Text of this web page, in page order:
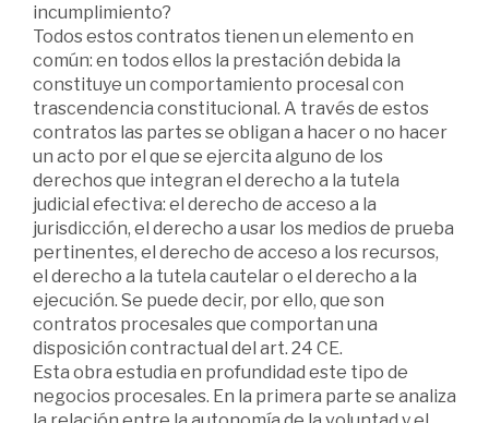
incumplimiento?
Todos estos contratos tienen un elemento en
común: en todos ellos la prestación debida la
constituye un comportamiento procesal con
trascendencia constitucional. A través de estos
contratos las partes se obligan a hacer o no hacer
un acto por el que se ejercita alguno de los
derechos que integran el derecho a la tutela
judicial efectiva: el derecho de acceso a la
jurisdicción, el derecho a usar los medios de prueba
pertinentes, el derecho de acceso a los recursos,
el derecho a la tutela cautelar o el derecho a la
ejecución. Se puede decir, por ello, que son
contratos procesales que comportan una
disposición contractual del art. 24 CE.
Esta obra estudia en profundidad este tipo de
negocios procesales. En la primera parte se analiza